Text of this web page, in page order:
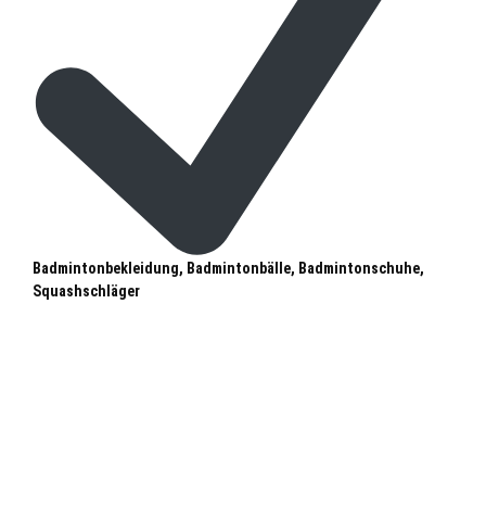
Badmintonbekleidung, Badmintonbälle, Badmintonschuhe,
Squashschläger